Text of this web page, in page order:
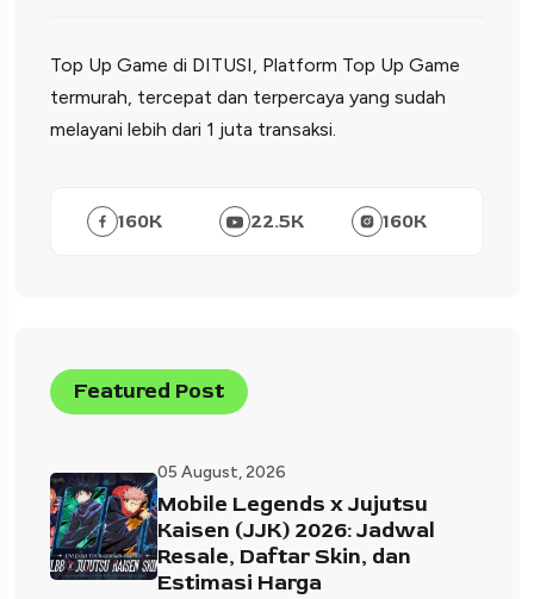
Top Up Game di DITUSI, Platform Top Up Game
termurah, tercepat dan terpercaya yang sudah
melayani lebih dari 1 juta transaksi.
160K 22.5K 160K
Featured Post
05 August, 2026
Mobile Legends x Jujutsu
Kaisen (JJK) 2026: Jadwal
Resale, Daftar Skin, dan
Estimasi Harga